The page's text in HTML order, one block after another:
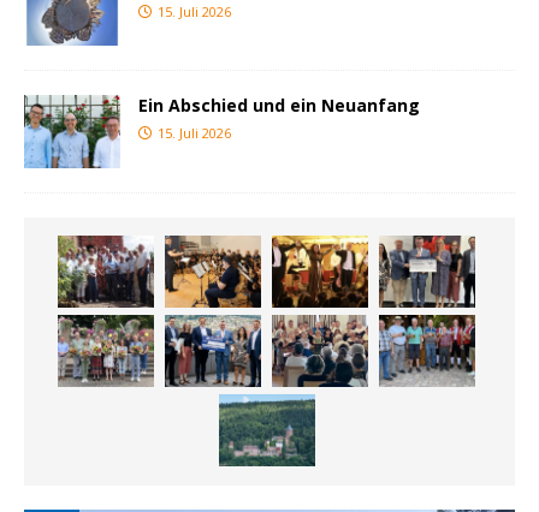
15. Juli 2026
Ein Abschied und ein Neuanfang
15. Juli 2026